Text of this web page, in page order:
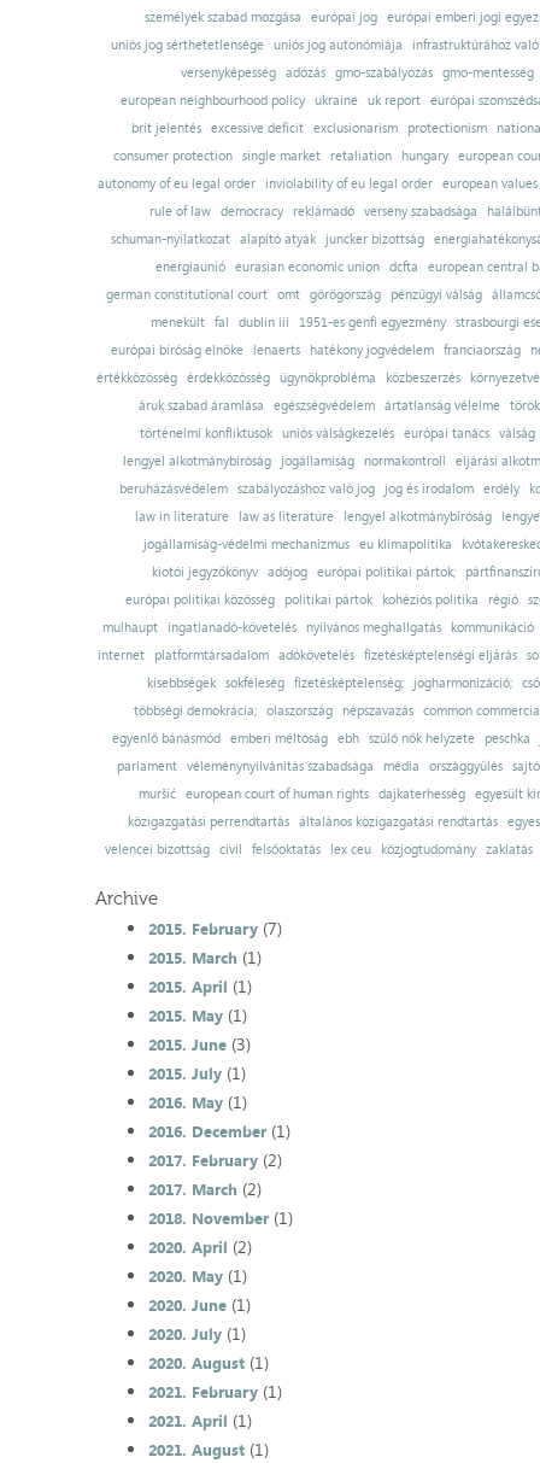
személyek szabad mozgása
európai jog európai emberi jogi
uniós jog sérthetetlensége uniós jog autonómiája
infrastruktúrához
versenyképesség adózás gmo-szabályozás gmo-mentesség
european neighbourhood policy
ukraine uk report
európai
brit jelentés excessive deficit exclusionarism protectionism
consumer protection
single market retaliation hungary
european
autonomy of eu legal order
inviolability of eu legal order
european values
rule of law
democracy reklámadó verseny szabadsága
schuman-nyilatkozat alapító atyák juncker bizottság
energiaunió eurasian economic union dcfta
european central
german constitutional court
omt görögország pénzügyi válság
menekült
fal dublin iii 1951-es genfi egyezmény
strasbourgi
európai bíróság elnöke
lenaerts hatékony jogvédelem franciaország
értékközösség
érdekközösség ügynökprobléma közbeszerzés
áruk szabad áramlása
egészségvédelem ártatlanság vélelme
történelmi konfliktusok uniós válságkezelés európai tanács válság
lengyel alkotmánybíróság
jogállamiság normakontroll
eljárási
beruházásvédelem
szabályozáshoz való jog jog és irodalom erdély
law in literature
law as literature lengyel alkotmánybíróság
jogállamiság-védelmi mechanizmus
eu klímapolitika
kiotói jegyzőkönyv adójog európai politikai pártok;
európai politikai közösség
politikai pártok kohéziós politika régió
mulhaupt
ingatlanadó-követelés nyilvános meghallgatás
kommunikáció
internet
platformtársadalom adókövetelés fizetésképtelenségi eljárás
kisebbségek sokféleség fizetésképtelenség; jogharmonizáció;
többségi demokrácia; olaszország népszavazás common
egyenlő bánásmód emberi méltóság ebh szülő nők helyzete
peschka
parlament
véleménynyilvánítás szabadsága média országgyűlés
muršić
european court of human rights dajkaterhesség
egyesült
közigazgatási perrendtartás
általános közigazgatási rendtartás
velencei bizottság
civil felsőoktatás lex ceu közjogtudomány zaklatás
Archive
2015. February(7)
2015. March (1)
2015. April (1)
2015. May(1)
2015. June(3)
2015. July(1)
2016. May(1)
2016. December(1)
2017. February(2)
2017. March (2)
2018. November(1)
2020. April (2)
2020. May(1)
2020. June(1)
2020. July(1)
2020. August(1)
2021. February(1)
2021. April (1)
2021. August(1)